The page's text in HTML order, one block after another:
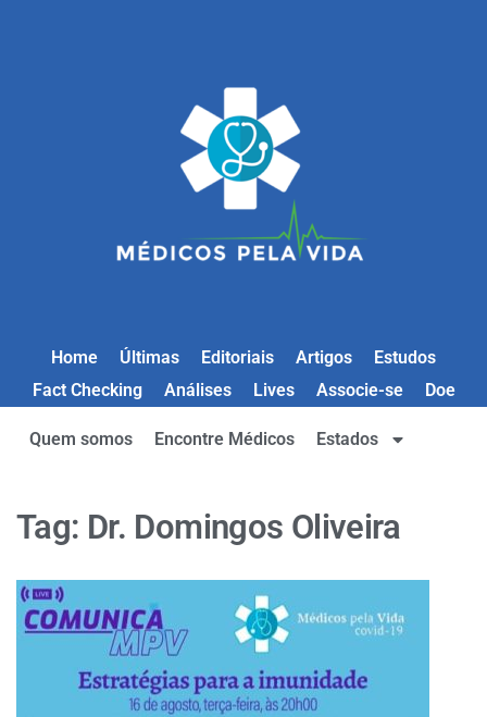
Home Últimas Editoriais Artigos
Estudos
Fact Checking
Análises Lives Associe-se Doe
Quem somos Encontre Médicos Estados
Tag: Dr. Domingos Oliveira